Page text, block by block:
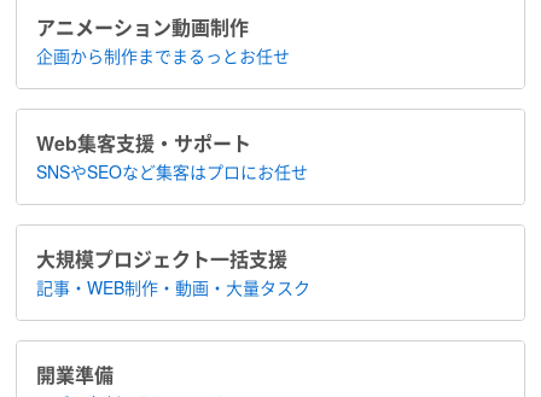
アニメーション​動画制作
企画から制作まで​まるっとお任せ
Web集客支援・サポート
SNSやSEOなど集客は​プロにお任せ
大規模プロジェクト​一括支援
記事・WEB制作・動画・大量タスク
開業準備